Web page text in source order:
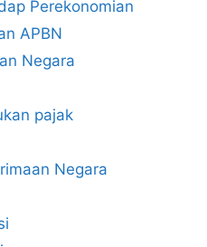
Perekonomian
APBN
Negara
pajak
Negara